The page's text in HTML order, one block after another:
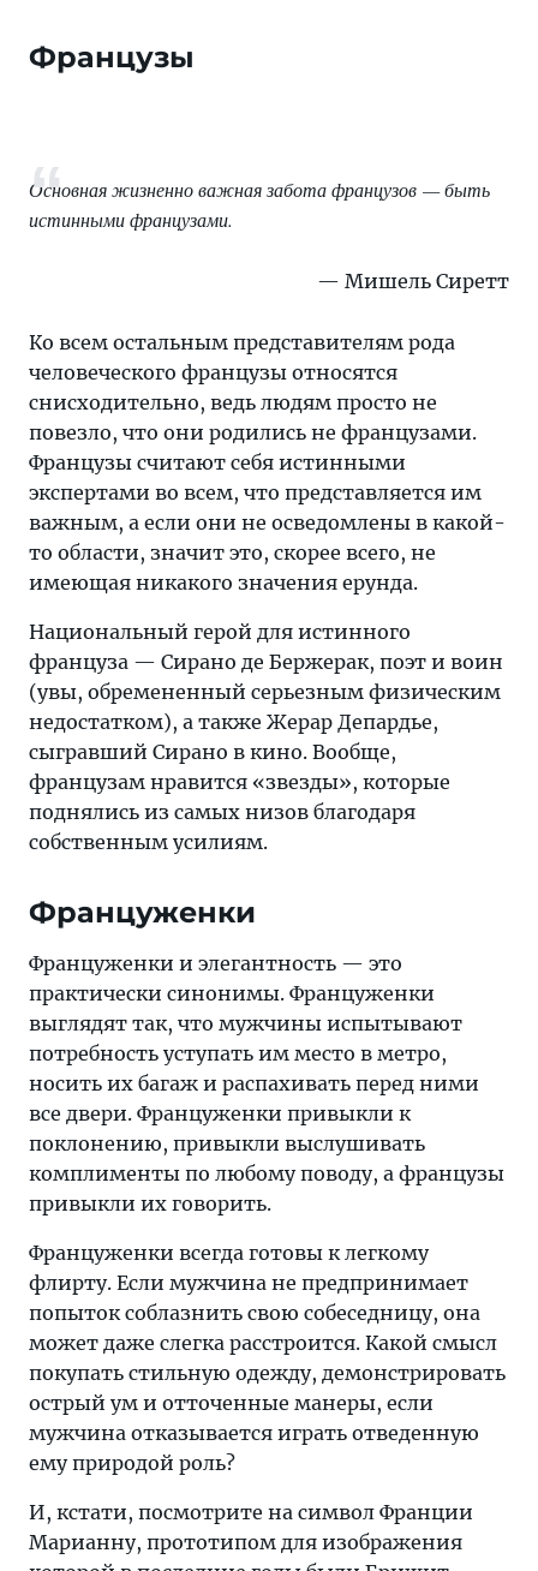
Французы
Основная жизненно важная забота французов — быть
истинными французами.
Мишель Сиретт
Ко всем остальным представителям рода
человеческого французы относятся
снисходительно, ведь людям просто не
повезло, что они родились не французами.
Французы считают себя истинными
экспертами во всем, что представляется им
важным, а если они не осведомлены в какой-
то области, значит это, скорее всего, не
имеющая никакого значения ерунда.
Национальный герой для истинного
француза — Сирано де Бержерак, поэт и воин
(увы, обремененный серьезным физическим
недостатком), а также Жерар Депардье,
сыгравший Сирано в кино. Вообще,
французам нравится «звезды», которые
поднялись из самых низов благодаря
собственным усилиям.
Француженки
Француженки и элегантность — это
практически синонимы. Француженки
выглядят так, что мужчины испытывают
потребность уступать им место в метро,
носить их багаж и распахивать перед ними
все двери. Француженки привыкли к
поклонению, привыкли выслушивать
комплименты по любому поводу, а французы
привыкли их говорить.
Француженки всегда готовы к легкому
флирту. Если мужчина не предпринимает
попыток соблазнить свою собеседницу, она
может даже слегка расстроится. Какой смысл
покупать стильную одежду, демонстрировать
острый ум и отточенные манеры, если
мужчина отказывается играть отведенную
ему природой роль?
И, кстати, посмотрите на символ Франции
Марианну, прототипом для изображения